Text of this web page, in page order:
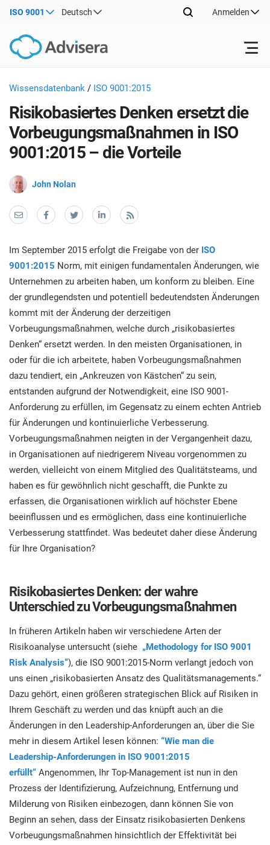
ISO 9001 Deutsch Anmelden
Produkte
ISO 27001
DORA
EU DSGVO
ISO 14001
ISO 45001
ISO 13485
ISO 20000
ISO 17025
IATF 16949
AS9100
Kostenlose Ressourcen
Berater
IT und SaaS Unternehmen
Kritische Infrastruktur
Transport und Vertrieb
Bildungswesen
Telekommunikation
Bankwesen und Finanzen
Staatliche Stellen
Gesundheitsorganisationen
Medizinprodukte
Luft- und Raumfahrt
Automobilindustrie
Laboratorien
Über uns
Kontakt
Beginen
Wissensdatenbank / ISO 9001:2015
Risikobasiertes Denken ersetzt die
Vorbeugungsmaßnahmen in ISO
9001:2015 – die Vorteile
John Nolan
Im September 2015 erfolgt die Freigabe von der ISO
9001:2015 Norm, mit einigen fundamentalen Änderungen, wie
Unternehmen zu arbeiten haben, um konform zu bleiben. Eine
der grundlegendsten und potentiell bedeutendsten Änderungen
kommt mit der Änderung der derzeitigen
Vorbeugungsmaßnahmen, welche durch „risikobasiertes
Denken“ ersetzt werden. In den meisten Organisationen, in
oder für die ich arbeitete, haben Vorbeugungsmaßnahmen
dazu tendiert, ein „Ankreuzen von Kästchen“ zu sein,
entstanden aufgrund der Notwendigkeit, eine ISO 9001-
Anforderung zu erfüllen, im Gegensatz zu einem echten Antrieb
für Änderungen und kontinuierliche Verbesserung.
Vorbeugungsmaßnahmen neigten in der Vergangenheit dazu,
in Organisationen auf niedrigerem Niveau vorgenommen zu
werden, vielleicht von einem Mitglied des Qualitätsteams, und
haben es für gewöhnlich nicht geschafft, die Punkte zu
erfassen, die Organisationen wirklich auf höchster Ebene
beeinflussen und es ermöglichen, dass eine kontinuierliche
Verbesserung stattfindet. Was bedeutet daher diese Änderung
für Ihre Organisation?
Risikobasiertes Denken: der wahre
Unterschied zu Vorbeugungsmaßnahmen
In früheren Artikeln haben wir verschiedene Arten der
Risikoanalyse untersucht (siehe „Methodology for ISO 9001
Risk Analysis“), die ISO 9001:2015-Norm verlangt jedoch von
uns einen „risikobasierten Ansatz des Qualitätsmanagements.“
Dazu gehört, einen größeren strategischen Blick auf Risiken in
Ihrem Geschäft zu werden und das knüpft auch an die
Änderungen in den Leadership-Anforderungen an, über die Sie
mehr in diesem Artikel lesen können: “Wie man die
Leadership-Anforderungen in ISO 9001:2015
erfüllt“ Angenommen, Ihr Top-Management ist nun in den
Prozess der Identifizierung, Aufzeichnung, Entfernung und
Milderung von Risiken einbezogen, dann können Sie von
Beginn an sehen, dass der Einsatz risikobasierten Denkens
Vorbeugungsmaßnahmen hinsichtlich der Effektivität bei